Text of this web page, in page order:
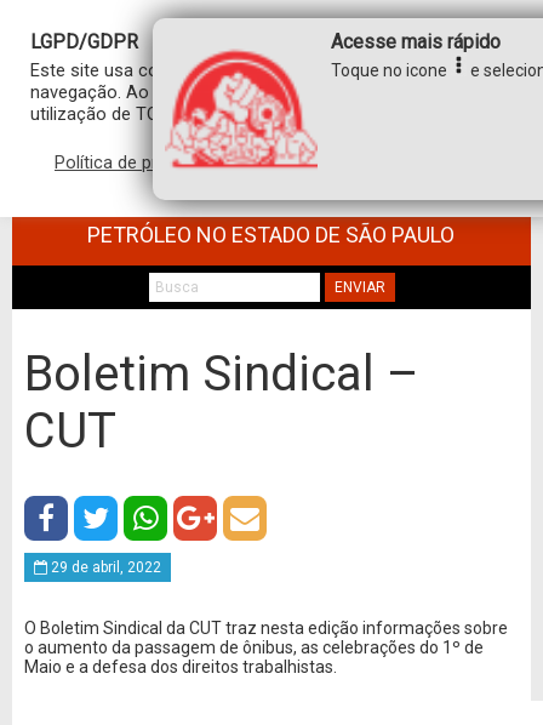
COMÉRCIO DE MINÉRIOS E DERIVADOS DE
PETRÓLEO NO ESTADO DE SÃO PAULO
ENVIAR
Boletim Sindical –
CUT
29 de abril, 2022
O Boletim Sindical da CUT traz nesta edição informações sobre
o aumento da passagem de ônibus, as celebrações do 1º de
Maio e a defesa dos direitos trabalhistas.
LGPD/GDPR
Este site usa cookies para personalizar sua experiência de
navegação. Ao clicar em “aceitar”, você concorda com a
utilização de TODOS os cookies.
Política de privacidade Aceitar
Acesse mais rápido
Toque no icone e